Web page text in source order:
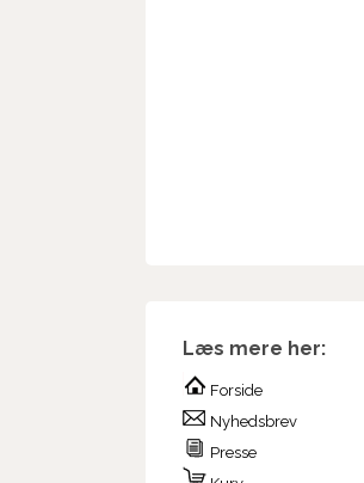
Læs mere her:
Forside
Nyhedsbrev
Presse